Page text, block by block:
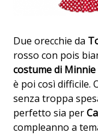
Due orecchie da
rosso con pois
costume di
è poi così difficile.
senza troppa
perfetto sia per
compleanno a